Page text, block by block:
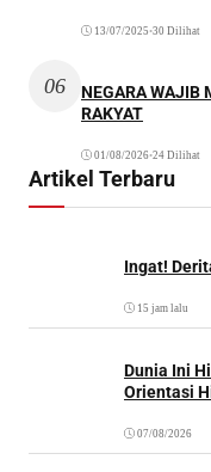
13/07/2025 •30 Dilihat
06
NEGARA WAJIB
RAKYAT
01/08/2026•24 Dilihat
Artikel Terbaru
Ingat!
15 jam lalu
Dunia Ini
Orientasi
07/08/2026